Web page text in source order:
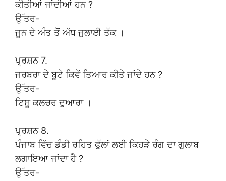
ਕੀਤੀਆਂ ਜਾਂਦੀਆਂ ਹਨ ?
ਉੱਤਰ-
ਜੂਨ ਦੇ ਅੰਤ ਤੋਂ ਅੱਧ ਜੁਲਾਈ ਤੱਕ ।
ਪ੍ਰਸ਼ਨ 7.
ਜਰਬਰਾ ਦੇ ਬੂਟੇ ਕਿਵੇਂ ਤਿਆਰ ਕੀਤੇ ਜਾਂਦੇ ਹਨ ?
ਉੱਤਰ-
ਟਿਸ਼ੂ ਕਲਚਰ ਦੁਆਰਾ ।
ਪ੍ਰਸ਼ਨ 8.
ਪੰਜਾਬ ਵਿੱਚ ਡੰਡੀ ਰਹਿਤ ਫੁੱਲਾਂ ਲਈ ਕਿਹੜੇ ਰੰਗ ਦਾ ਗੁਲਾਬ
ਲਗਾਇਆ ਜਾਂਦਾ ਹੈ ?
ਉੱਤਰ-